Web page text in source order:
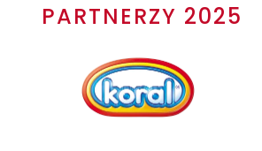
PARTNERZY 2025